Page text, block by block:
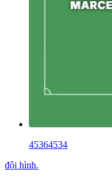
45364534
đội hình.